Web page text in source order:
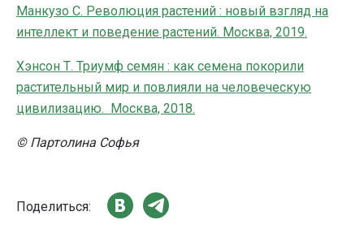
Манкузо С. Революция растений : новый взгляд на
интеллект и поведение растений. Москва, 2019.
Хэнсон Т. Триумф семян : как семена покорили
растительный мир и повлияли на человеческую
цивилизацию. Москва, 2018.
© Партолина Софья
Поделиться: